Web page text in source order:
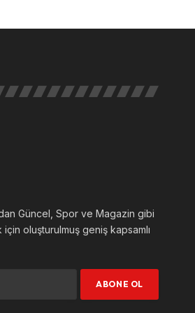
Güncel, Spor ve Magazin gibi
oluşturulmuş geniş kapsamlı